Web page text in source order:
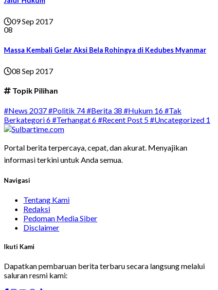
09 Sep 2017
08
Massa Kembali Gelar Aksi Bela Rohingya di Kedubes Myanmar
08 Sep 2017
Topik Pilihan
#News 2037#Politik 74#Berita 38 #Hukum 16#Tak
Berkategori6#Terhangat6#Recent Post 5#Uncategorized 1
Portal berita terpercaya, cepat, dan akurat. Menyajikan
informasi terkini untuk Anda semua.
Navigasi
Tentang Kami
Redaksi
Pedoman Media Siber
Disclaimer
Ikuti Kami
Dapatkan pembaruan berita terbaru secara langsung melalui
saluran resmi kami: